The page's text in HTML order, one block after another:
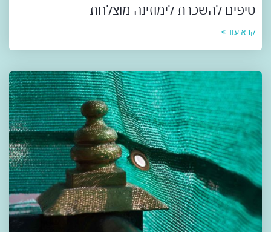
טיפים להשכרת לימוזינה מוצלחת
קרא עוד »